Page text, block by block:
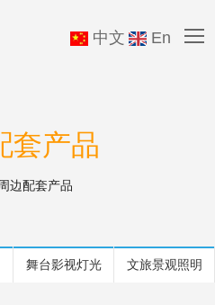
中文 En
套产品
周边配套产品
舞台影视灯光 文旅景观照明